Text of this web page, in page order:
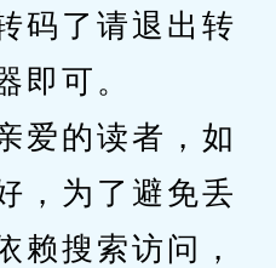
码了请退出转
即可。
的读者，如
，为了避免丢
赖搜索访问，